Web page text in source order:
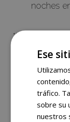
noches
*Esta
de 2 noches
estas, la
del Brunch
Ese
tráfico.
sobre su
nuestros